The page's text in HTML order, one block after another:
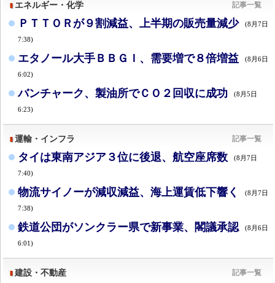
エネルギー・化学 記事一覧
ＰＴＴＯＲが９割減益、上半期の販売量減少 (8月7日
7:38)
エタノール大手ＢＢＧＩ、需要増で８倍増益 (8月6日
6:02)
バンチャーク、製油所でＣＯ２回収に成功 (8月5日
6:23)
運輸・インフラ 記事一覧
タイは東南アジア３位に後退、航空座席数 (8月7日
7:40)
物流サイノーが減収減益、海上運賃低下響く (8月7日
7:38)
鉄道公団がソンクラー県で新事業、閣議承認 (8月6日
6:01)
建設・不動産 記事一覧